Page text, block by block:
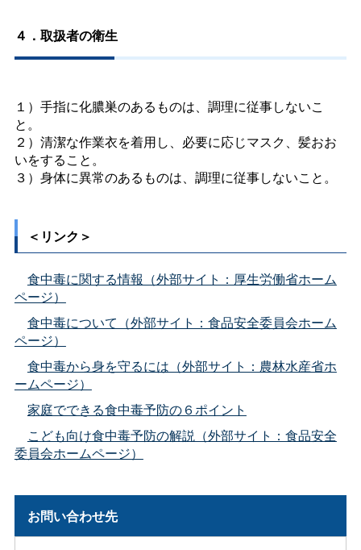
４．取扱者の衛生
１）手指に化膿巣のあるものは、調理に従事しないこ
と。
２）清潔な作業衣を着用し、必要に応じマスク、髪おお
いをすること。
３）身体に異常のあるものは、調理に従事しないこと。
＜リンク＞
食中毒に関する情報（外部サイト：厚生労働省ホーム
ページ）
食中毒について（外部サイト：食品安全委員会ホーム
ページ）
食中毒から身を守るには（外部サイト：農林水産省ホ
ームページ）
家庭でできる食中毒予防の６ポイント
こども向け食中毒予防の解説（外部サイト：食品安全
委員会ホームページ）
お問い合わせ先